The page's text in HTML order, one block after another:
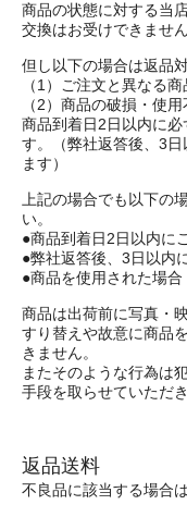
商品の状態に対する当
交換はお受けできませ
但し以下の場合は返品
（1）ご注文と異なる
（2）商品の破損・使
商品到着日2日以内に
す。（弊社返答後、3
ます）
上記の場合でも以下の
い。
●商品到着日2日以内に
●弊社返答後、3日以内
●商品を使用された場合
商品は出荷前に写真・
すり替えや故意に商品
きません。
またそのような行為は
手段を取らせていただき
返品送料
不良品に該当する場合